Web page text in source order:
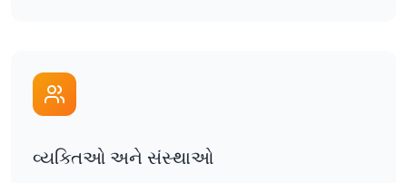
વ્યક્તિઓ અને સંસ્થાઓ